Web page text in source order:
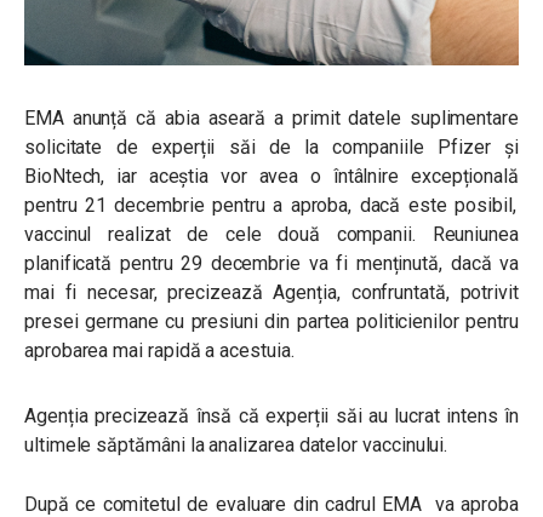
EMA anunță că abia aseară a primit datele suplimentare
solicitate de experții săi de la companiile Pfizer și
BioNtech, iar aceștia vor avea o întâlnire excepțională
pentru 21 decembrie pentru a aproba, dacă este posibil,
vaccinul realizat de cele două companii. Reuniunea
planificată pentru 29 decembrie va fi menținută, dacă va
mai fi necesar, precizează Agenția, confruntată, potrivit
presei germane cu presiuni din partea politicienilor pentru
aprobarea mai rapidă a acestuia.
Agenția precizează însă că experții săi au lucrat intens în
ultimele săptămâni la analizarea datelor vaccinului.
După ce comitetul de evaluare din cadrul EMA va aproba